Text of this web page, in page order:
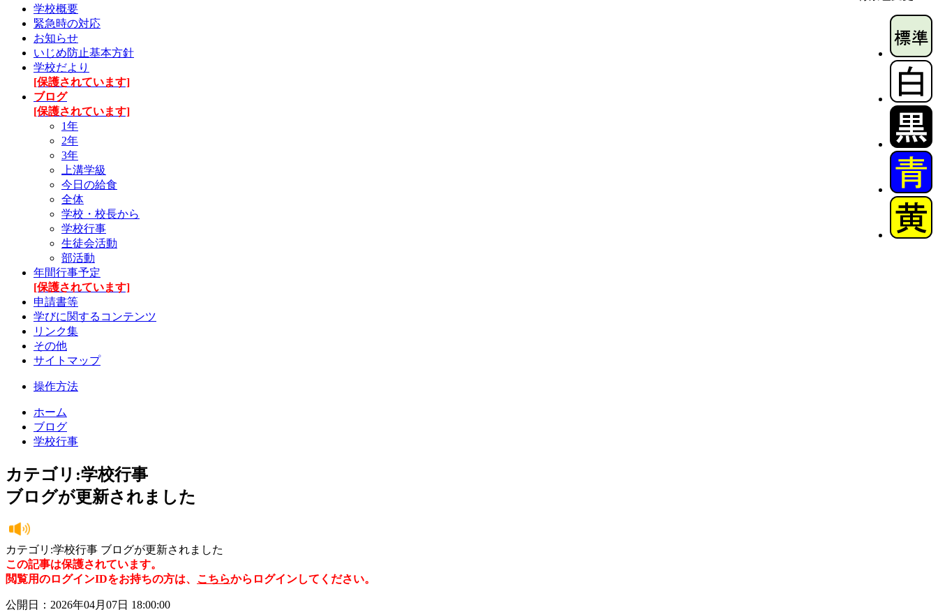
学校概要
緊急時の対応
お知らせ
いじめ防止基本方針
学校だより
[保護されています]
ブログ
[保護されています]
1年
2年
3年
上溝学級
今日の給食
全体
学校・校長から
学校行事
生徒会活動
部活動
年間行事予定
[保護されています]
申請書等
学びに関するコンテンツ
リンク集
その他
サイトマップ
操作方法
ホーム
ブログ
学校行事
カテゴリ:学校行事
ブログが更新されました
カテゴリ:学校行事 ブログが更新されました
この記事は保護されています。
閲覧用のログインIDをお持ちの方は、 こちらからログインしてください。
公開日：2026年04月07日 18:00:00